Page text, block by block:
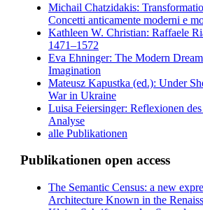
Michail Chatzidakis:
Concetti anticamente moderni e
Kathleen W. Christian: Raffaele
1471–1572
Eva Ehninger: The Modern
Imagination
Mateusz Kapustka (ed.): Under
War in Ukraine
Luisa Feiersinger: Reflexionen
Analyse
alle Publikationen
Publikationen open access
The Semantic Census: a new
Architecture Known in the